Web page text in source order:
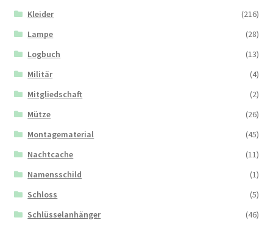
Kleider
(216)
Lampe
(28)
Logbuch
(13)
Militär
(4)
Mitgliedschaft
(2)
Mütze
(26)
Montagematerial
(45)
Nachtcache
(11)
Namensschild
(1)
Schloss
(5)
Schlüsselanhänger
(46)